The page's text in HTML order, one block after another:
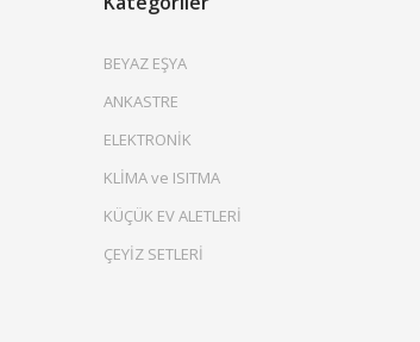
BEYAZ EŞYA
ANKASTRE
ELEKTRONİK
KLİMA ve ISITMA
KÜÇÜK EV ALETLERİ
ÇEYİZ SETLERİ